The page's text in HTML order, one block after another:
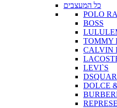
כל המעצבים
POLO
BOSS
TOMMY
CALVIN
LEVI`S
DOLCE